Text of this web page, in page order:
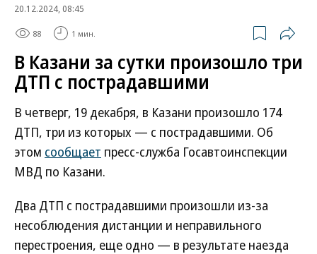
20.12.2024, 08:45
88 1 мин.
В Казани за сутки произошло три
ДТП с пострадавшими
В четверг, 19 декабря, в Казани произошло 174
ДТП, три из которых — с пострадавшими. Об
этом сообщает пресс-служба Госавтоинспекции
МВД по Казани.
Два ДТП с пострадавшими произошли из-за
несоблюдения дистанции и неправильного
перестроения, еще одно — в результате наезда